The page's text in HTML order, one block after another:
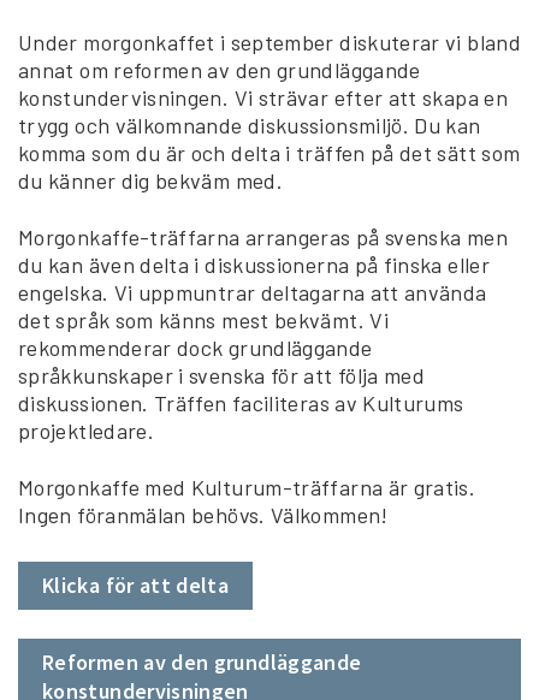
Under morgonkaffet i september diskuterar vi bland
annat om reformen av den grundläggande
konstundervisningen. Vi strävar efter att skapa en
trygg och välkomnande diskussionsmiljö. Du kan
komma som du är och delta i träffen på det sätt som
du känner dig bekväm med.
Morgonkaffe-träffarna arrangeras på svenska men
du kan även delta i diskussionerna på finska eller
engelska. Vi uppmuntrar deltagarna att använda
det språk som känns mest bekvämt. Vi
rekommenderar dock grundläggande
språkkunskaper i svenska för att följa med
diskussionen. Träffen faciliteras av Kulturums
projektledare.
Morgonkaffe med Kulturum-träffarna är gratis.
Ingen föranmälan behövs. Välkommen!
Klicka för att delta
Reformen av den grundläggande
konstundervisningen